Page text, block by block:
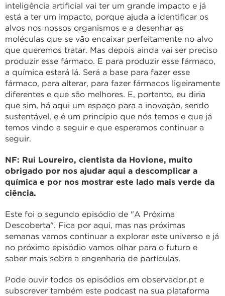
inteligência artificial vai ter um grande impacto e já
está a ter um impacto, porque ajuda a identificar os
alvos nos nossos organismos e a desenhar as
moléculas que se vão encaixar perfeitamente no alvo
que queremos tratar. Mas depois ainda vai ser preciso
produzir esse fármaco. E para produzir esse fármaco,
a química estará lá. Será a base para fazer esse
fármaco, para alterar, para fazer fármacos ligeiramente
diferentes e que são melhores. E, portanto, eu diria
que sim, há aqui um espaço para a inovação, sendo
sustentável, e é um princípio que nós temos e que já
temos vindo a seguir e que esperamos continuar a
seguir.
NF: Rui Loureiro, cientista da Hovione, muito
obrigado por nos ajudar aqui a descomplicar a
química e por nos mostrar este lado mais verde da
ciência.
Este foi o segundo episódio de "A Próxima
Descoberta". Fica por aqui, mas nas próximas
semanas vamos continuar a explorar este universo e já
no próximo episódio vamos olhar para o futuro e
saber mais sobre a engenharia de partículas.
Pode ouvir todos os episódios em observador.pt e
subscrever também este podcast na sua plataforma